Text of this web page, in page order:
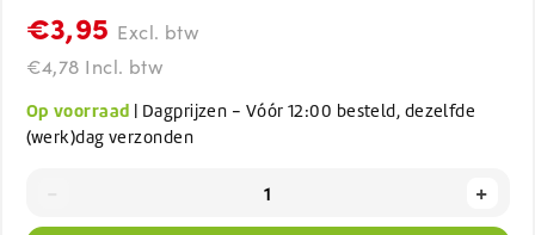
€3,95 Excl. btw
€4,78 Incl. btw
Op voorraad | Dagprijzen - Vóór 12:00 besteld, dezelfde
(werk)dag verzonden
+